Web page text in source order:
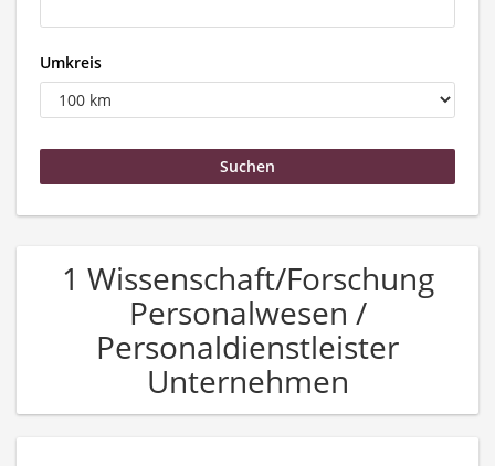
Umkreis
1 Wissenschaft/Forschung
Personalwesen /
Personaldienstleister
Unternehmen